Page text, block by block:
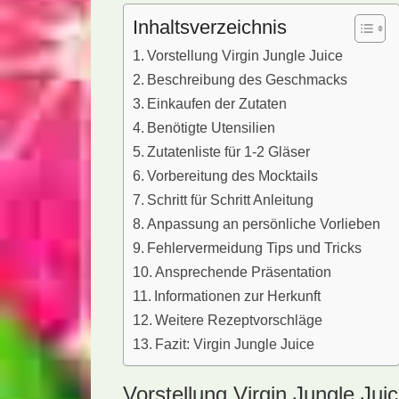
Inhaltsverzeichnis
Vorstellung Virgin Jungle Juice
Beschreibung des Geschmacks
Einkaufen der Zutaten
Benötigte Utensilien
Zutatenliste für 1-2 Gläser
Vorbereitung des Mocktails
Schritt für Schritt Anleitung
Anpassung an persönliche Vorlieben
Fehlervermeidung Tips und Tricks
Ansprechende Präsentation
Informationen zur Herkunft
Weitere Rezeptvorschläge
Fazit: Virgin Jungle Juice
Vorstellung Virgin Jungle